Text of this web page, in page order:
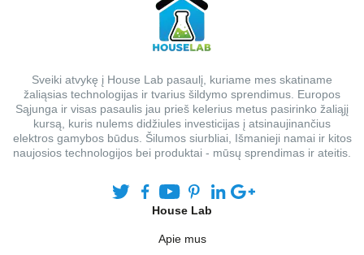
Sveiki atvykę į House Lab pasaulį, kuriame mes skatiname
žaliąsias technologijas ir tvarius šildymo sprendimus. Europos
Sąjunga ir visas pasaulis jau prieš kelerius metus pasirinko žaliąjį
kursą, kuris nulems didžiules investicijas į atsinaujinančius
elektros gamybos būdus. Šilumos siurbliai, Išmanieji namai ir kitos
naujosios technologijos bei produktai - mūsų sprendimas ir ateitis.
House Lab
Apie mus